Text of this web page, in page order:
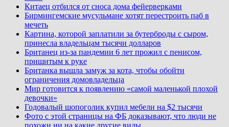
Китаец отбился от сноса дома фейерверками
Бирмингемские мусульмане хотят перестроить паб в
мечеть
Картина, которой заплатили за бутерброды с сыром,
принесла владельцам тысячи долларов
Британец из-за пандемии 6 лет прожил с пенисом,
пришитым к руке
Британка вышла замуж за кота, чтобы обойти
ограничения домовладельца
Мир готовится к появлению «самой маленькой плохой
девочки»
Годовалый шопоголик купил мебели на $2 тысячи
Фото с этой страницы на ФБ доказывают, что люди не
похожи ни на какие другие виды